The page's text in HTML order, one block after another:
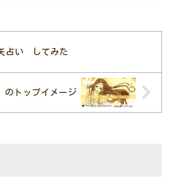
占い してみた
のトップイメージ